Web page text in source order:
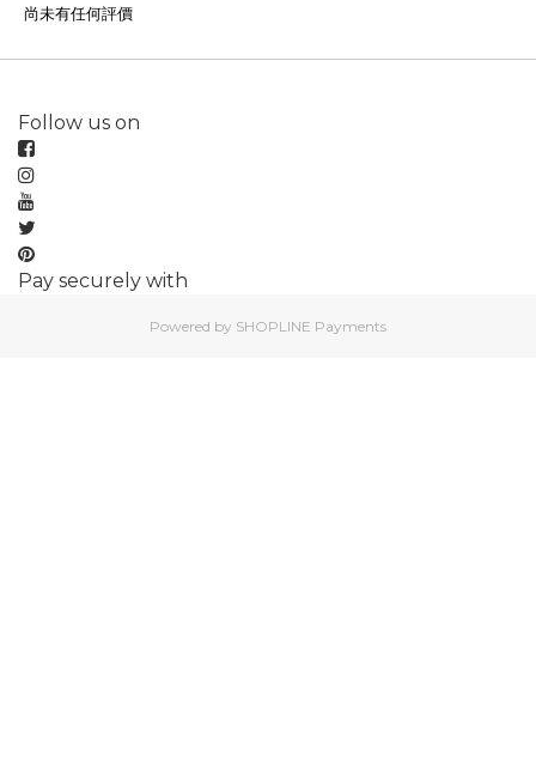
尚未有任何評價
Follow us on
Pay securely with
Powered by SHOPLINE Payments